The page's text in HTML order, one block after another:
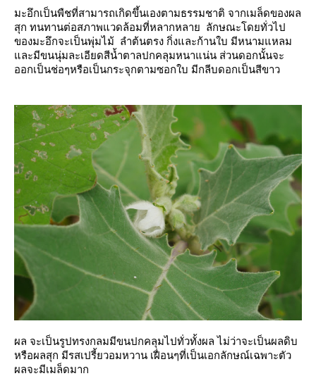
มะอึกเป็นพืชที่สามารถเกิดขึ้นเองตามธรรมชาติ จากเมล็ดของผล
สุก ทนทานต่อสภาพแวดล้อมที่หลากหลาย ลักษณะโดยทั่วไป
ของมะอึกจะเป็นพุ่มไม้ ลำต้นตรง กิ่งและก้านใบ มีหนามแหลม
ละมีขนนุ่มละเอียดสีน้ำตาลปกคลุมหนาแน่น ส่วนดอกนั้นจะ
ออกเป็นช่อๆหรือเป็นกระจุกตามซอกใบ มีกลีบดอกเป็นสีขาว
ผล จะเป็นรูปทรงกลมมีขนปกคลุมไปทั่วทั้งผล ไม่ว่าจะเป็นผลดิบ
หรือผลสุก มีรสเปรี้ยวอมหวาน เฝื่อนๆที่เป็นเอกลักษณ์เฉพาะตัว
ผลจะมีเมล็ดมาก